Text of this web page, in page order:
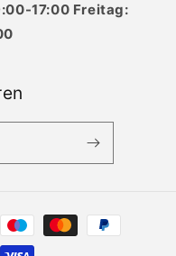
17:00 Freitag: